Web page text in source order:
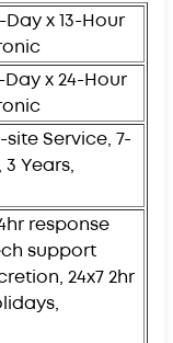
x 13-Hour
x 24-Hour
Service, 7-
Years,
response
support
24x7 2hr